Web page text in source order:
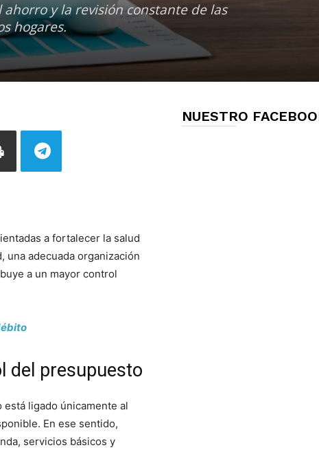
y la revisión constante de las
hogares.
a fortalecer la salud
una adecuada organización
a un mayor control
del presupuesto
está ligado únicamente al
En ese sentido,
servicios básicos y
NUESTRO